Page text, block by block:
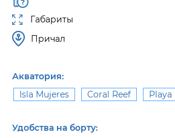
Габариты
Причал
Акватория:
Isla Mujeres
Coral Reef
Удобства на борту: